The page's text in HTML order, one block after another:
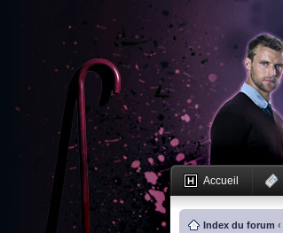
Accueil
Index du forum ‹